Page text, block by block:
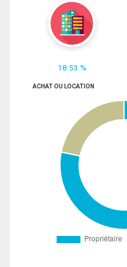
18.53 %
ACHAT OU LOCATION